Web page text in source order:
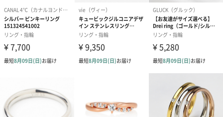
メッセージカード（通常・写真・グリーティング）
誕生日や結婚祝い・出産祝いなど、様々なシーンのメッセージカ
ードを同梱します。